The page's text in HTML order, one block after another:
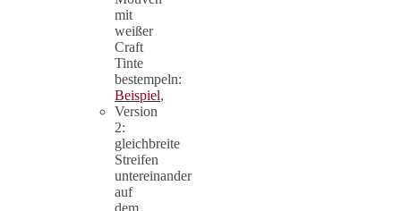
mit
weißer
Craft
Tinte
bestempeln:
Beispiel,
Version
2:
gleichbreite
Streifen
untereinander
auf
dem